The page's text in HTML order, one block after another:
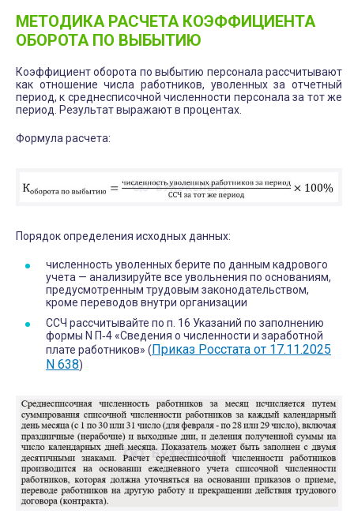
МЕТОДИКА РАСЧЕТА КОЭФФИЦИЕНТА
ОБОРОТА ПО ВЫБЫТИЮ
Коэффициент оборота по выбытию персонала рассчитывают
как отношение числа работников, уволенных за отчетный
период, к среднесписочной численности персонала за тот же
период. Результат выражают в процентах.
Формула расчета:
Порядок определения исходных данных:
численность уволенных берите по данным кадрового
учета — анализируйте все увольнения по основаниям,
предусмотренным трудовым законодательством,
кроме переводов внутри организации
ССЧ рассчитывайте по п. 16 Указаний по заполнению
формы N П‑4 «Сведения о численности и заработной
плате работников» (Приказ Росстата от 17.11.2025
N 638)